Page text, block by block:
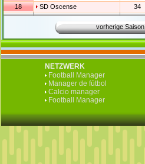
18
SD Oscense 34
vorherige Saison
NETZWERK
Football Manager
Manager de fútbol
Calcio manager
Football Manager